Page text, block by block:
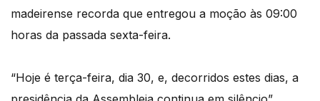
madeirense recorda que entregou a moção às 09:00
horas da passada sexta-feira.
“Hoje é terça-feira, dia 30, e, decorridos estes dias, a